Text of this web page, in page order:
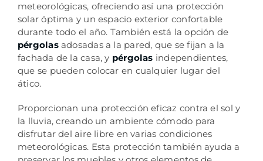
meteorológicas, ofreciendo así una protección
solar óptima y un espacio exterior confortable
durante todo el año. También está la opción de
pérgolasadosadas a la pared, que se fijan a la
fachada de la casa, y pérgolas independientes,
que se pueden colocar en cualquier lugar del
ático.
Proporcionan una protección eficaz contra el sol y
la lluvia, creando un ambiente cómodo para
disfrutar del aire libre en varias condiciones
meteorológicas. Esta protección también ayuda a